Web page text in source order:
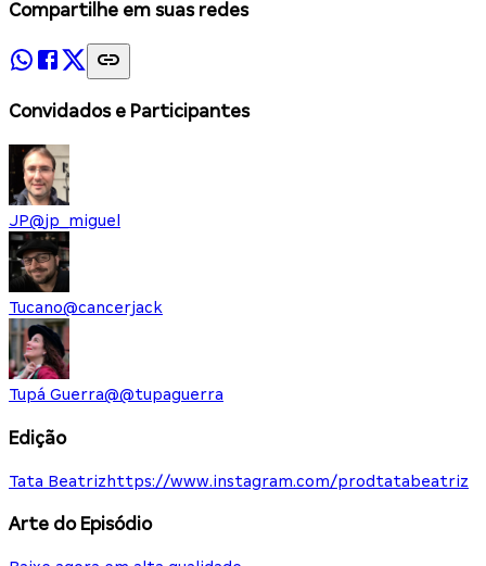
Compartilhe em suas redes
Convidados e Participantes
JP@jp_miguel
Tucano@cancerjack
Tupá Guerra@@tupaguerra
Edição
Tata Beatriz https://www.instagram.com/prodtatabeatriz
Arte do Episódio